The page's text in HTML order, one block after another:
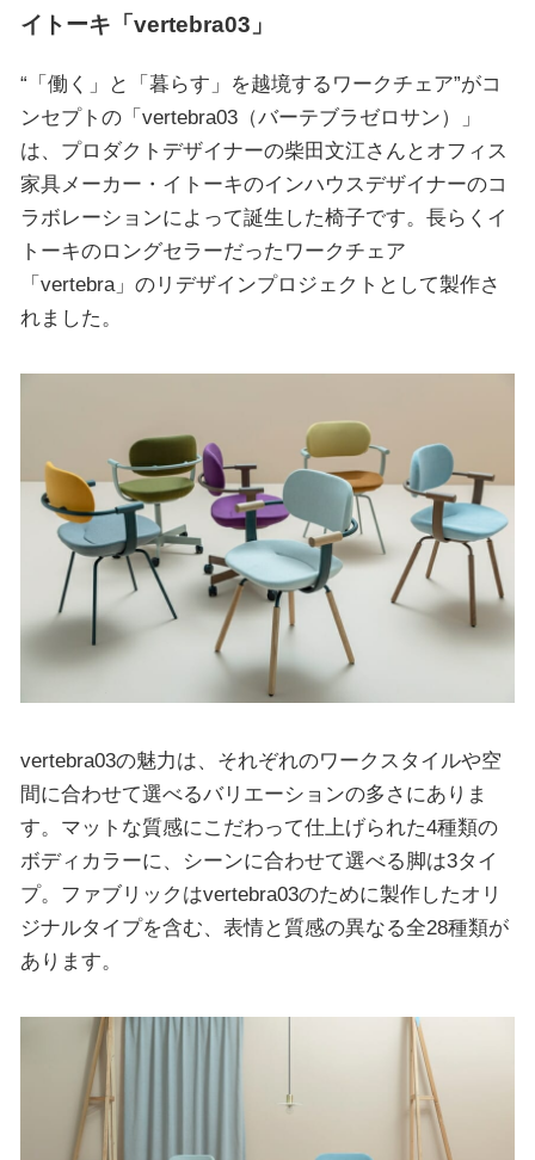
イトーキ「vertebra03」
“「働く」と「暮らす」を越境するワークチェア”がコ
ンセプトの「vertebra03（バーテブラゼロサン）」
は、プロダクトデザイナーの柴田文江さんとオフィス
家具メーカー・イトーキのインハウスデザイナーのコ
ラボレーションによって誕生した椅子です。長らくイ
トーキのロングセラーだったワークチェア
「vertebra」のリデザインプロジェクトとして製作さ
れました。
vertebra03の魅力は、それぞれのワークスタイルや空
間に合わせて選べるバリエーションの多さにありま
す。マットな質感にこだわって仕上げられた4種類の
ボディカラーに、シーンに合わせて選べる脚は3タイ
プ。ファブリックはvertebra03のために製作したオリ
ジナルタイプを含む、表情と質感の異なる全28種類が
あります。